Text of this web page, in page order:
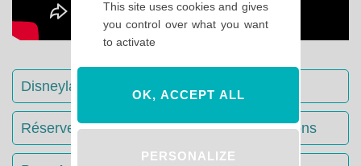
Disneyland Paris : Le guide complet
Réserver votre séjour : toutes les informations
This site uses cookies and gives
you control over what you want
to activate
OK, ACCEPT ALL
PERSONALIZE